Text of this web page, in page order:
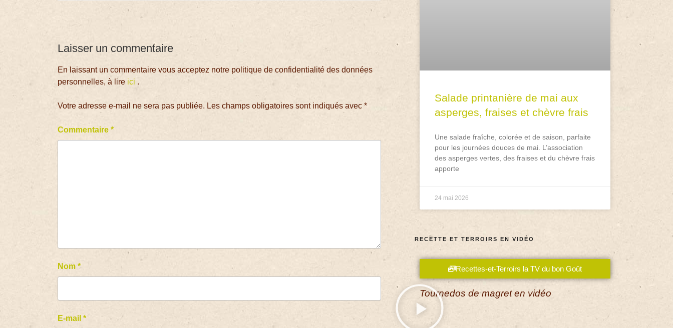
Laisser un commentaire
En laissant un commentaire vous acceptez notre politique de confidentialité des données
personnelles, à lire ici .
Votre adresse e-mail ne sera pas publiée. Les champs obligatoires sont indiqués avec*
Commentaire*
Nom*
E-mail*
Salade printanière de mai aux
asperges, fraises et chèvre frais
Une salade fraîche, colorée et de saison, parfaite
pour les journées douces de mai. L’association
des asperges vertes, des fraises et du chèvre frais
apporte
24 mai 2026
RECETTE ET TERROIRS EN VIDÉO
Recettes-et-Terroirs la TV du bon Goût
Tournedos de magret en vidéo